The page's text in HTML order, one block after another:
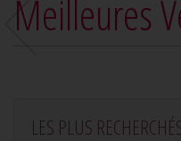
Meilleures
LES PLUS